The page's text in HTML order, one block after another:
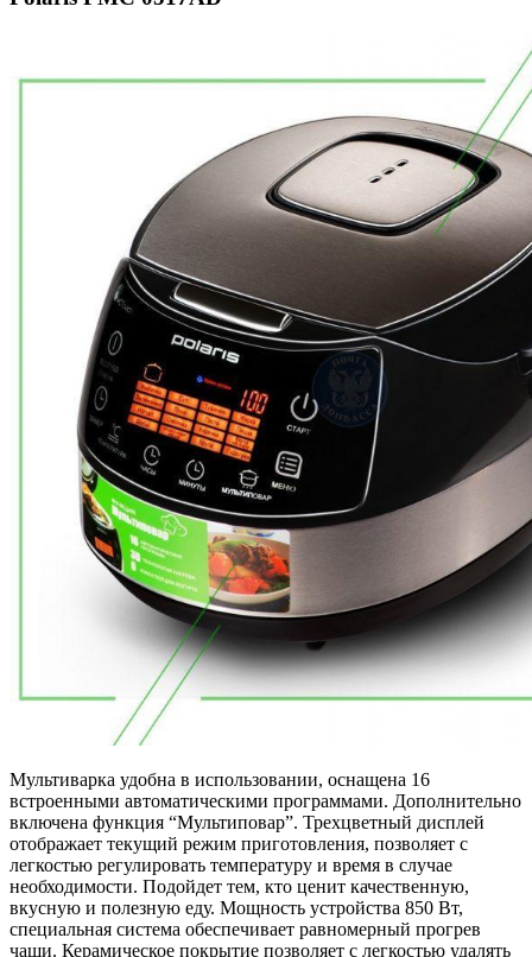
Мультиварка удобна в использовании, оснащена 16
встроенными автоматическими программами. Дополнительно
включена функция “Мультиповар”. Трехцветный дисплей
отображает текущий режим приготовления, позволяет с
легкостью регулировать температуру и время в случае
необходимости. Подойдет тем, кто ценит качественную,
вкусную и полезную еду. Мощность устройства 850 Вт,
специальная система обеспечивает равномерный прогрев
чаши. Керамическое покрытие позволяет с легкостью удалять